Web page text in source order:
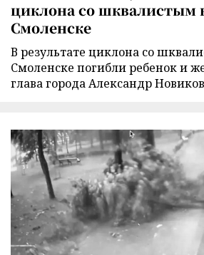
циклона со шквалистым
Смоленске
В результате циклона со
Смоленске погибли ребенок и
глава города Александр